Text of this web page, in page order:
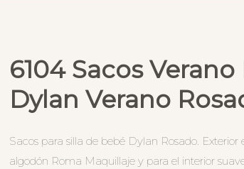
6104 Sacos Verano
Dylan Verano
Sacos para silla de bebé Dylan Rosado. Exterior
algodón Roma Maquillaje y para el interior